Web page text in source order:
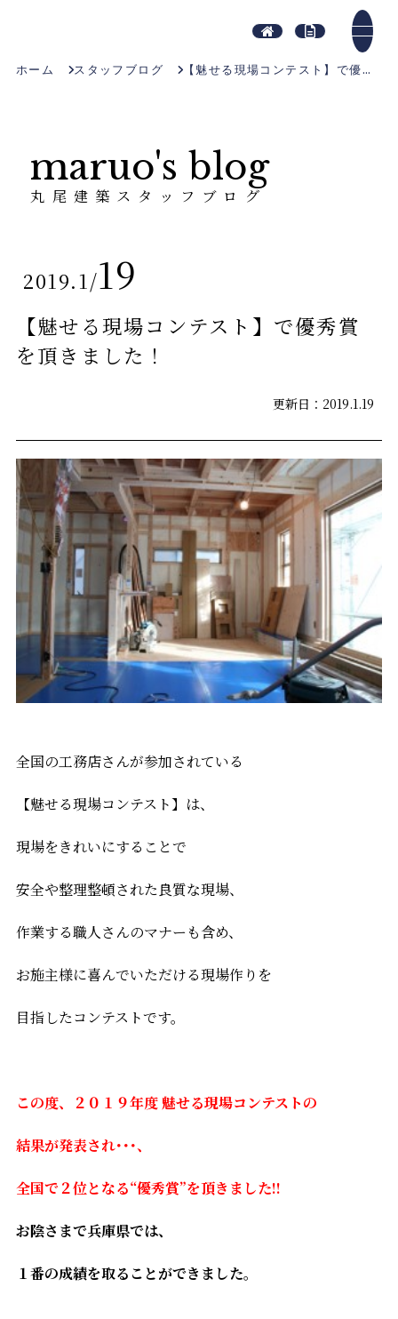
ホーム スタッフブログ 【魅せる現場コンテスト】で優秀賞を頂きました！
maruo's blog
丸尾建築スタッフブログ
2019.1 /19
【魅せる現場コンテスト】で優秀賞
を頂きました！
更新日：2019.1.19
全国の工務店さんが参加されている
【魅せる現場コンテスト】は、
現場をきれいにすることで
安全や整理整頓された良質な現場、
作業する職人さんのマナーも含め、
お施主様に喜んでいただける現場作りを
目指したコンテストです。
この度、２０１９年度 魅せる現場コンテストの
結果が発表され･･･、
全国で２位となる“優秀賞”を頂きました!!
お陰さまで兵庫県では、
１番の成績を取ることができました。